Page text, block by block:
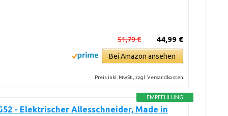
44,99 €
51,79 €
Bei Amazon ansehen
Preis inkl. MwSt., zzgl. Versandkosten
EMPFEHLUNG
- Elektrischer Allesschneider, Made in